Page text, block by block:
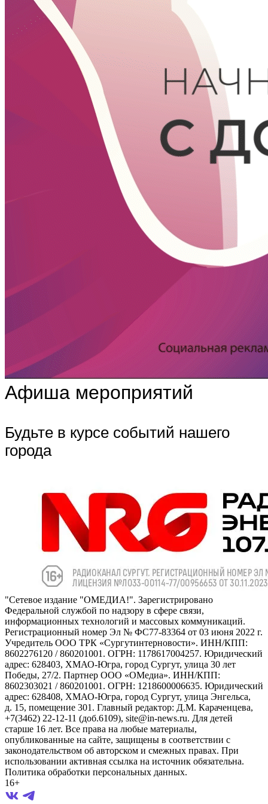
Афиша мероприятий
Будьте в курсе событий нашего
города
"Сетевое издание "ОМЕДИА!". Зарегистрировано
Федеральной службой по надзору в сфере связи,
информационных технологий и массовых коммуникаций.
Регистрационный номер Эл № ФС77-83364 от 03 июня 2022 г.
Учредитель ООО ТРК «Сургутинтерновости». ИНН/КПП:
8602276120 / 860201001. ОГРН: 1178617004257. Юридический
адрес: 628403, ХМАО-Югра, город Сургут, улица 30 лет
Победы, 27/2. Партнер ООО «ОМедиа». ИНН/КПП:
8602303021 / 860201001. ОГРН: 1218600006635. Юридический
адрес: 628408, ХМАО-Югра, город Сургут, улица Энгельса,
д. 15, помещение 301. Главный редактор: Д.М. Караченцева,
+7(3462) 22-12-11 (доб.6109), site@in-news.ru. Для детей
старше 16 лет. Все права на любые материалы,
опубликованные на сайте, защищены в соответствии с
законодательством об авторском и смежных правах. При
использовании активная ссылка на источник обязательна.
Политика обработки персональных данных.
16+